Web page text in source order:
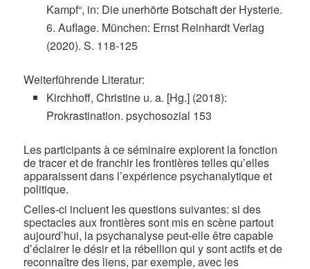
Kampf“, in: Die unerhörte Botschaft der Hysterie.
6. Auflage. München: Ernst Reinhardt Verlag
(2020). S. 118-125
Weiterführende Literatur:
Kirchhoff, Christine u. a. [Hg.] (2018):
Prokrastination. psychosozial 153
Les participants à ce séminaire explorent la fonction
de tracer et de franchir les frontières telles qu’elles
apparaissent dans l’expérience psychanalytique et
politique.
Celles-ci incluent les questions suivantes: si des
spectacles aux frontières sont mis en scène partout
aujourd’hui, la psychanalyse peut-elle être capable
d’éclairer le désir et la rébellion qui y sont actifs et de
reconnaître des liens, par exemple, avec les